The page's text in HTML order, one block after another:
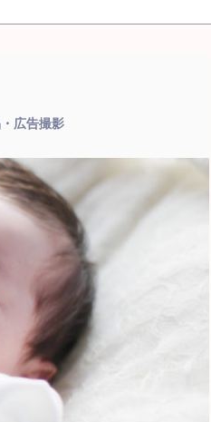
広告撮影